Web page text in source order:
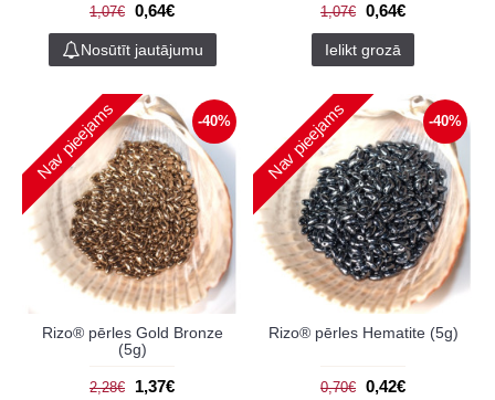
1,07€ 0,64€
Nosūtīt jautājumu
1,07€ 0,64€
Ielikt grozā
-40%
Nav pieejams
Rizo® pērles Gold Bronze
(5g)
2,28€ 1,37€
-40%
Nav pieejams
Rizo® pērles Hematite (5g)
0,70€ 0,42€